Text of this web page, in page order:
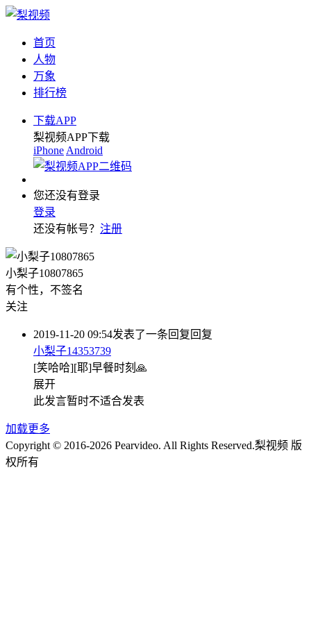
首页
人物
万象
排行榜
下载APP
梨视频APP下载
iPhone Android
您还没有登录
登录
还没有帐号？ 注册
小梨子10807865
有个性，不签名
关注
2019-11-20 09:54发表了一条回复回复
小梨子14353739
[笑哈哈][耶]早餐时刻🙏
展开
此发言暂时不适合发表
加载更多
Copyright © 2016-2026 Pearvideo. All Rights Reserved.梨视频 版
权所有